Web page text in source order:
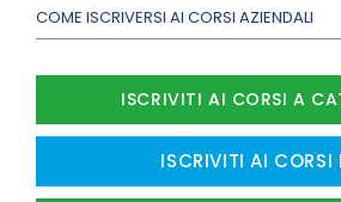
COME ISCRIVERSI AI CORSI AZIENDALI
ISCRIVITI AI CORSI A
ISCRIVITI AI CORSI